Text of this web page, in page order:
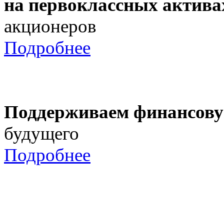
на первоклассных
акционеров
Подробнее
Поддерживаем
будущего
Подробнее